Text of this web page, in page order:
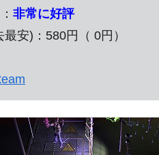
非常に好評
安)：580円（ 0円）